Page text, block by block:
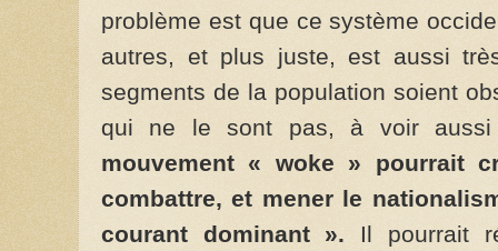
problème est que ce système
autres, et plus juste, est aussi
segments de la population soient
qui ne le sont pas, à voir
mouvement « woke » pourrait
combattre, et mener le
courant dominant ». Il pourrait